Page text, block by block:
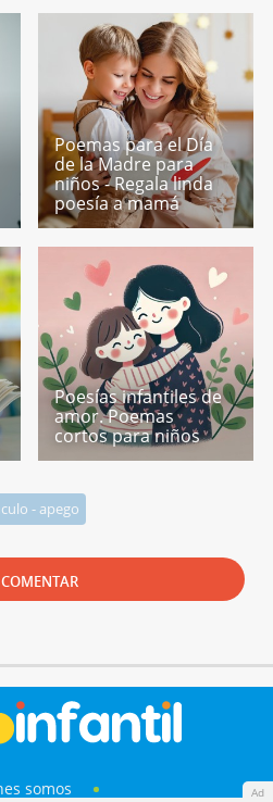
Poemas para el Día
de la Madre para
niños - Regala linda
poesía a mamá
Poesías infantiles de
amor. Poemas
cortos para niños
- apego
COMENTAR
Ad
somos